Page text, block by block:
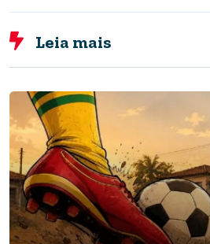
Leia mais